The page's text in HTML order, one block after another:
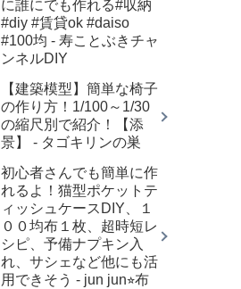
に誰にでも作れる#収納
#diy #賃貸ok #daiso
#100均 - 寿ことぶきチャ
ンネルDIY
【建築模型】簡単な椅子
の作り方！1/100～1/30
の縮尺別で紹介！【添
景】 - タゴキリンの巣
初心者さんでも簡単に作
れるよ！猫型ポケットテ
ィッシュケースDIY、１
００均布１枚、超時短レ
シピ、予備ナプキン入
れ、サシェなど他にも活
用できそう - jun jun⭐︎布